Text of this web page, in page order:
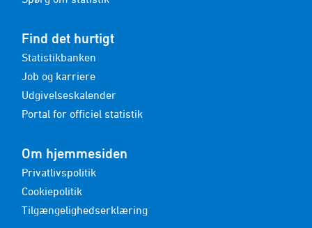
Find det hurtigt
Statistikbanken
Job og karriere
Udgivelseskalender
Portal for officiel statistik
Om hjemmesiden
Privatlivspolitik
Cookiepolitik
Tilgængelighedserklæring